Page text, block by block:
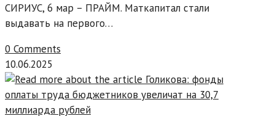
СИРИУС, 6 мар – ПРАЙМ. Маткапитал стали
выдавать на первого…
0 Comments
10.06.2025